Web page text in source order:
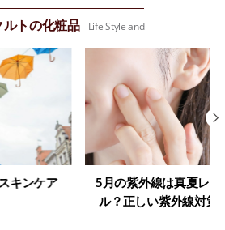
トの化粧品 Life Style and
ケア
5月の紫外線は真夏レベ
ル？正しい紫外線対策